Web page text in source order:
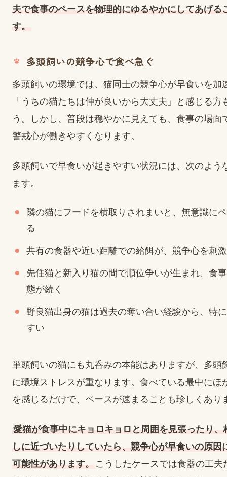
夫で食事のペースを物理的にゆるやかにしてあげる
す。
多頭飼いの競争心で食べ急ぐ
多頭飼いの環境では、猫同士の競争心が早食いを加
「うちの猫たちは仲が良いから大丈夫」と感じる方
う。しかし、普段は穏やかに見えても、食事の場面
警戒心が働きやすくなります。
多頭飼いで早食いが起きやすい状況には、次のよう
ます。
隣の猫にフードを横取りされまいと、無意識に
る
共有の食器や近い距離での給餌が、競争心を刺
先住猫と新入り猫の間で順位争いが生まれ、食
態が続く
野良猫出身の猫は過去の奪い合い経験から、特
すい
単頭飼いの猫にも丸呑みの本能はありますが、多頭
に環境ストレスが重なります。食べている最中にほ
を感じるだけで、ペースが速まることも珍しくあり
愛猫が食事中にキョロキョロと周囲を見張ったり、
しに近づいたりしていたら、競争心が早食いの原因
可能性があります。
こうしたケースでは食器の工夫